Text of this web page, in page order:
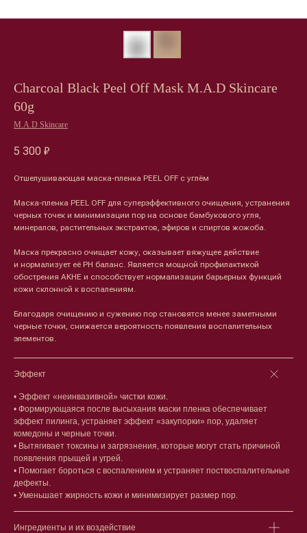
Charcoal Black Peel Off Mask M.A.D Skincare
60g
M.A.D Skincare
5 300 ₽
Отшелушивающая маска-пленка PEEL OFF с углём
Маска-пленка PEEL OFF для суперэффективного очищения, устранения
черных точек и минимизации пор на основе бамбукового угля,
минералов, растительных экстрактов, эфиров и спиртов жожоба.
Маска прекрасно очищает кожу, оказывает вяжущее действие
и нормализует её РН баланс. Является мощной профилактикой
обострения АКНЕ и способствует нормализации барьерных функций
кожи склонной к воспалениям.
Благодаря очищению и сужению пор становятся менее заметными
черные точки, снижается вероятность появления воспалительных
элементов.
Эффект
• Эффект «неинвазивной» чистки кожи.
• Формирующаяся после высыхания маски пленка обеспечивает
эффект пилинга, устраняет эффект «закупорки» пор, удаляет
комедоны и черные точки.
• Вытягивает токсины и загрязнения, которые могут стать причиной
появления прыщей и угрей.
• Помогает бороться с воспалением и устраняет поствоспалительные
дефекты.
• Уменьшает жирность кожи и минимизирует размер пор.
Ингредиенты и их воздействие
Проблемы
Кремы
Лосьоны
Шея и зона декольте
Пилинги/масла
Уход за руками
Средства для ванны
Гаджеты
Лицо
Проблемы
Очищение
Увлажнение/питание
Сыворотки/ эссенции
Ретинол
Защита от солнца
Тонизация
Восстановление
Маски и патчи
Декоротивная косметика